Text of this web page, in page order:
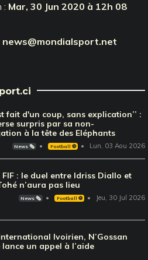
: Mar, 30 Jun 2020 à 12h 08
news@mondialsport.net
fait d'un coup, sans explication’’ :
surpris par sa non-
à la tête des Eléphants
News 🗞️ Football ⚽️ Lun, 03 Aou 2026
FIF : le duel entre Idriss Diallo et
n’aura pas lieu
News 🗞️ Football ⚽️ Jeu, 30 Jul 2026
Ivoirien, N’Gossan
un appel à l’aide